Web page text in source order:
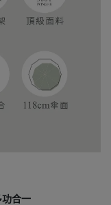
功合一